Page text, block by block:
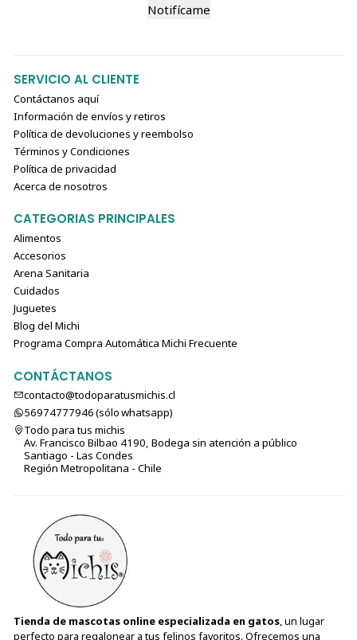
Notifícame
SERVICIO AL CLIENTE
Contáctanos aquí
Información de envíos y retiros
Política de devoluciones y reembolso
Términos y Condiciones
Política de privacidad
Acerca de nosotros
CATEGORIAS PRINCIPALES
Alimentos
Accesorios
Arena Sanitaria
Cuidados
Juguetes
Blog del Michi
Programa Compra Automática Michi Frecuente
CONTÁCTANOS
contacto@todoparatusmichis.cl
56974777946 (sólo⁣⁣⁣⁣⁣​​​​​​​​​​​​​​​ whatsapp)
Todo para tus michis
Av. Francisco Bilbao 4190, Bodega sin atención a público
Santiago - Las Condes
Región Metropolitana - Chile
Tienda de mascotas online especializada en gatos, un lugar
perfecto para regalonear a tus felinos favoritos. Ofrecemos una